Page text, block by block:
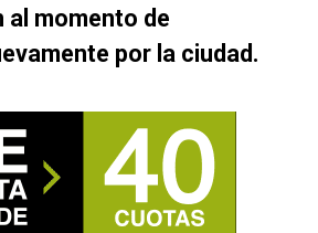
momento de
por la ciudad.